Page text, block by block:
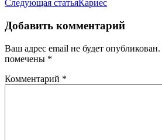
Следующая статьяКариес
Добавить комментарий
Ваш адрес email не будет опубликован.
помечены *
Комментарий *